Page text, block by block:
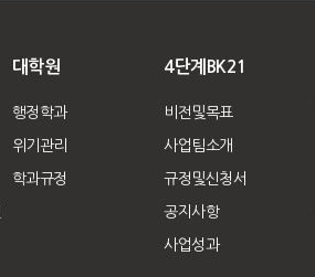
대학원
행정학과
위기관리
학과규정
4단계BK21
비전및목표
사업팀소개
규정및신청서
공지사항
사업성과